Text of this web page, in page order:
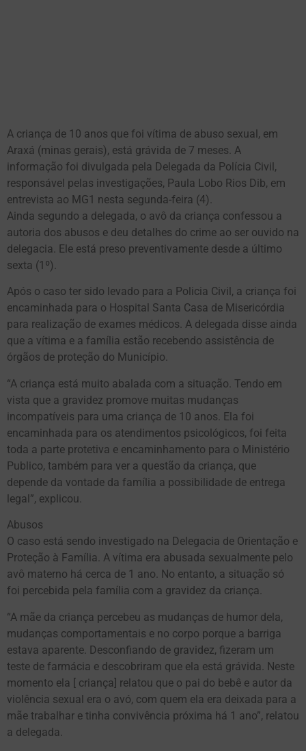
A criança de 10 anos que foi vítima de abuso sexual, em
Araxá (minas gerais), está grávida de 7 meses. A
informação foi divulgada pela Delegada da Polícia Civil,
responsável pelas investigações, Paula Lobo Rios Dib, em
entrevista ao MG1 nesta segunda-feira (4).
Ainda segundo a delegada, o avô da criança confessou a
autoria dos abusos e deu detalhes do crime ao ser ouvido na
delegacia. Ele está preso preventivamente desde a último
sexta (1º).
Após o caso ter sido levado para a Policia Civil, a criança foi
encaminhada para o Hospital Santa Casa de Misericórdia
para realização de exames médicos. A delegada disse ainda
que a vítima e a família estão recebendo assistência de
órgãos de proteção do Município.
“A criança está muito abalada com a situação. Tendo em
vista que a gravidez promove muitas mudanças
incompatíveis para uma criança de 10 anos. Ela foi
encaminhada para os atendimentos psicológicos, foi feita
toda a parte protetiva e encaminhamento para o Ministério
Publico, também para ver a questão da criança, que
depende da vontade da família a possibilidade de entrega
legal”, explicou.
Abusos
O caso está sendo investigado na Delegacia de Orientação e
Proteção à Família. A vítima era abusada sexualmente pelo
avô materno há cerca de 1 ano. No entanto, a situação só
foi percebida pela família com a gravidez da criança.
“A mãe da criança percebeu as mudanças de humor dela,
mudanças comportamentais e no corpo porque a barriga
estava aparente. Desconfiando de gravidez, fizeram um
teste de farmácia e descobriram que ela está grávida. Neste
momento ela [ criança] relatou que o pai do bebê e autor da
violência sexual era o avó, com quem ela era deixada para a
mãe trabalhar e tinha convivência próxima há 1 ano”, relatou
a delegada.